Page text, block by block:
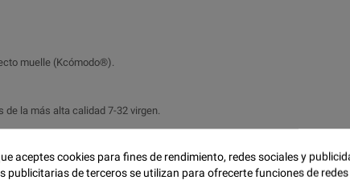
muelle (Kcómodo®).
la más alta calidad 7-32 virgen.
aceptes cookies para fines de rendimiento, redes sociales y
publicitarias de terceros se utilizan para ofrecerte funciones de